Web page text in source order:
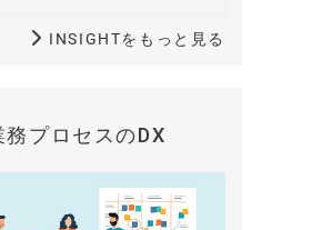
INSIGHTをもっと見る
務プロセスのDX